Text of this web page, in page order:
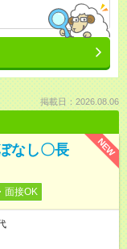
掲載日：2026.08.06
NEW
なし〇長
面接OK